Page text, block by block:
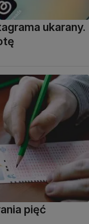
ukarany.
pięć